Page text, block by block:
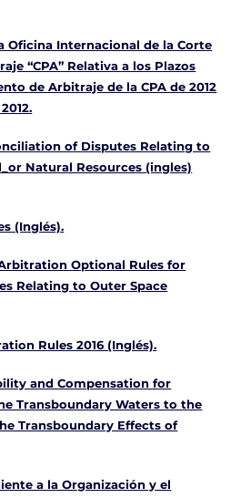
Oficina Internacional de la Corte
“CPA” Relativa a los Plazos
de Arbitraje de la CPA de 2012
of Disputes Relating to
Natural Resources (ingles)
(Inglés).
Optional Rules for
Relating to Outer Space
Rules 2016 (Inglés).
and Compensation for
Transboundary Waters to the
Transboundary Effects of
a la Organización y el